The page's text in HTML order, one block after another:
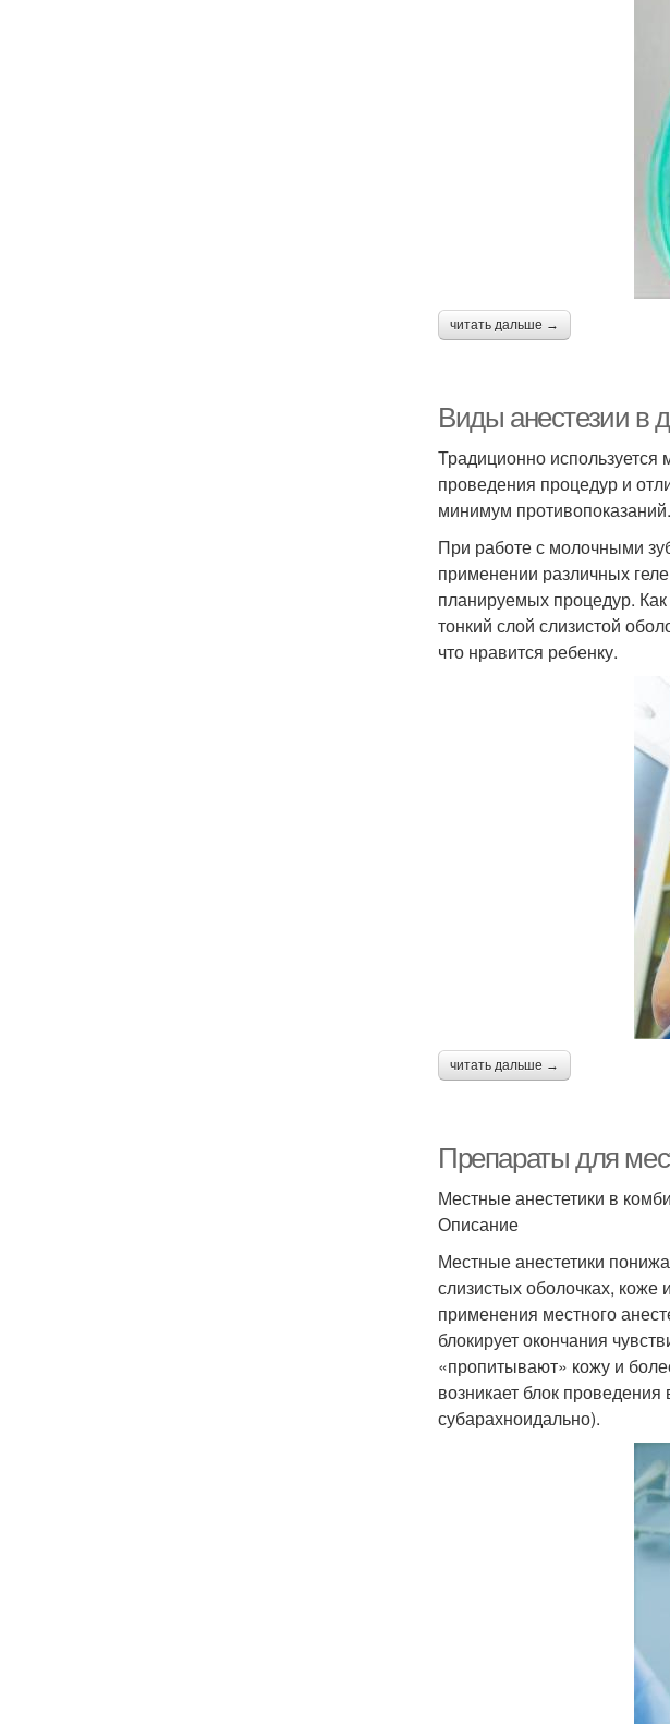
читать дальше →
Виды анестезии в
Традиционно используется
проведения процедур и
минимум
При работе с молочными
применении различных
планируемых процедур.
тонкий слой слизистой
что нравится ребенку.
читать дальше →
Препараты для
Местные анестетики в
Описание
Местные анестетики
слизистых оболочках, коже
применения местного
блокирует окончания
«пропитывают» кожу и
возникает блок
субарахноидально).